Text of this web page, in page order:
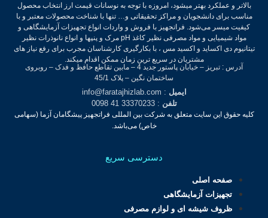
بالاتر و عملکرد بهتر میشود، امروزه با توجه به نوسانات قیمت ارز انتخاب محصول
مناسب برای دانشجویان و مراکز تحقیقاتی و… تنها با شناخت محصولات معتبر و با
کیفیت میسر می‌شود.فراتجهیز با فروش و واردات انواع تجهیزات آزمایشگاهی و
مواد شیمیایی و مواد مصرفی نظیر کاغذ pH مرک و پنپها و انواع نانوذرات نظیر
تیتانیوم دی اکساید و اکسید مس ، با بکارگیری کارشناسان مجرب برای رفع نیاز های
مشتریان در سریع ترین زمان ممکن اقدام میکند.
آدرس : تبریز – خیابان پاستور جدید 4 – مابین تقاطع حافظ و فدک – روبروی
ساختمان نگین – پلاک 45/1
ایمیل: info@faratajhizlab.com
تلفن: 33370233 41 0098
کلیه حقوق این سایت متعلق به شرکت بین المللی فراتجهیز پیشگامان آزما (سهامی
خاص) می‌باشد.
دسترسی سریع
صفحه اصلی
تجهیزات آزمایشگاهی
ظروف شیشه ای و لوازم مصرفی